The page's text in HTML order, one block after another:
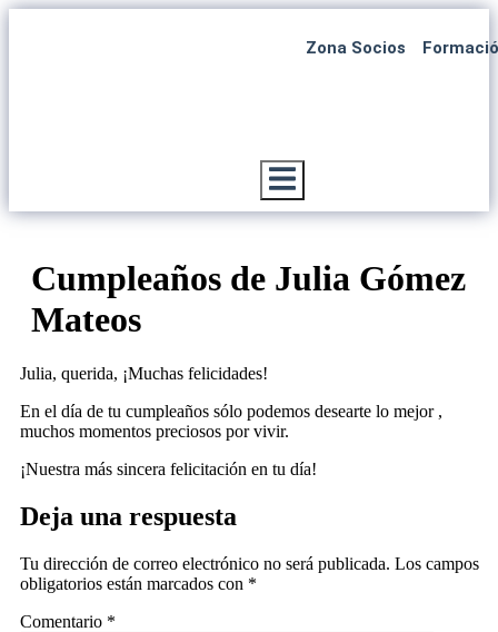
Zona Socios
Menú conmutador hamburguesa
Cumpleaños de Julia Gómez
Mateos
Julia, querida, ¡Muchas felicidades!
En el día de tu cumpleaños sólo podemos desearte lo mejor ,
muchos momentos preciosos por vivir.
¡Nuestra más sincera felicitación en tu día!
Deja una respuesta
Tu dirección de correo electrónico no será publicada. Los campos
obligatorios están marcados con *
Comentario *